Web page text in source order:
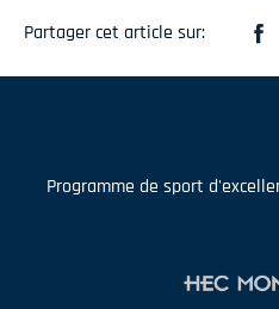
Partager cet article sur:
Programme de sport